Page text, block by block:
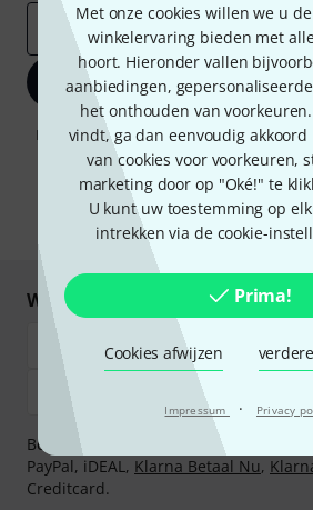
Met onze cookies willen we u
winkelervaring bieden met
hoort. Hieronder vallen
aanbiedingen,
het onthouden van
vindt, ga dan eenvoudig
van cookies voor voorkeuren,
marketing door op "Oké!" te
U kunt uw toestemming op
intrekken via de cookie-
Prima!
Cookies afwijzen
Impressum · Privacy
E-Mail adres
Registreer nu
Door op "Registreer nu" te klikken, gaat u
van e-mailreclame. U kunt zich op elk
informatie over de nieuwsbrief vindt
* Benodigd
Winkel en betaal veilig
Betaalt u veilig en vertrouwd met
PayPal, iDEAL, Klarna Betaal Nu,
Creditcard.